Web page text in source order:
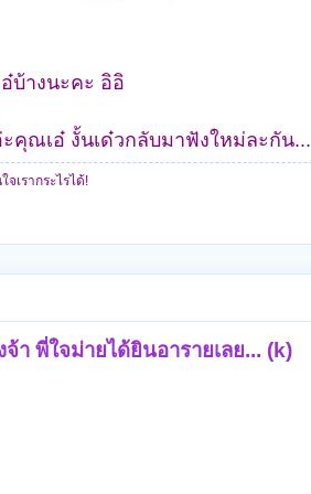
บ้างนะคะ อิอิ
ะคุณเอ๋ งั้นเด๋วกลับมาฟังใหม่ละกัน...
จเรากระไรได้!
า พี่ใจม่ายได้ยินอารายเลย... (k)